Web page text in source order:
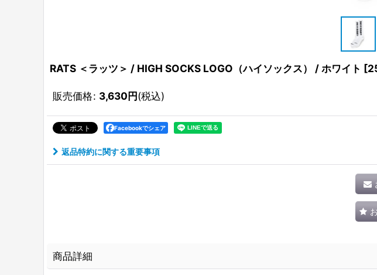
RATS ＜ラッツ＞ / HIGH SOCKS LOGO（ハイソックス） / ホワイト [
販売価格: 3,630円(税込)
Facebookでシェア
返品特約に関する重要事項
商品詳細